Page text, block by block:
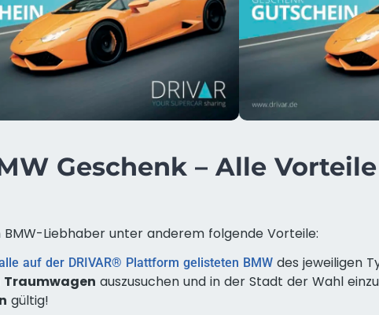
Geschenk – Alle Vorteile
Liebhaber unter anderem folgende Vorteile:
auf der DRIVAR® Plattform gelisteten BMW des jeweiligen
Traumwagen auszusuchen und in der Stadt der Wahl
gültig!